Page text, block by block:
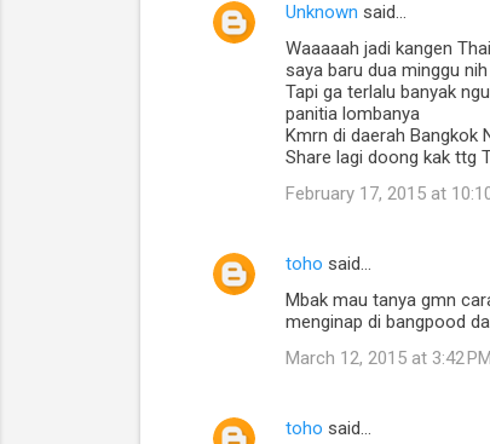
Unknown said…
Waaaaah jadi kangen
saya baru dua minggu
Tapi ga terlalu banyak
panitia lombanya
Kmrn di daerah Bangkok
Share lagi doong kak ttg
February 17, 2015 at
toho said…
Mbak mau tanya gmn
menginap di bangpood
March 12, 2015 at 3:42 PM
toho said…